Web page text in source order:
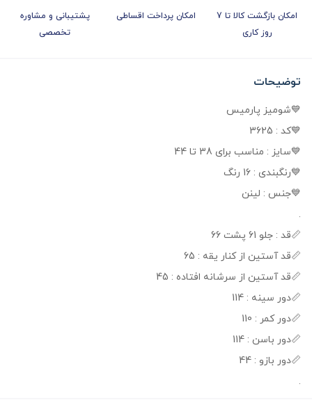
امکان بازگشت کالا تا 7
روز کاری
امکان پرداخت اقساطی
پشتیبانی و مشاوره
تخصصی
توضیحات
💙شومیز پارمیس
💙کد : 3625
💙سایز : مناسب برای 38 تا 44
💙رنگبندی : 16 رنگ
💙جنس : لینن
.
📏قد : جلو 61 پشت 66
📏قد آستین از کنار یقه : 65
📏قد آستین از سرشانه افتاده : 45
📏دور سینه : 114
📏دور کمر : 110
📏دور باسن : 114
📏دور بازو : 44
.